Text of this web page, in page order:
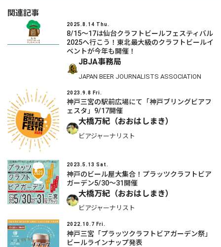
関連記事
2025.8.14 Thu.
8/15〜17は仙台クラフトビールフェスティバル
2025へ行こう！東北最大級のクラフトビールイ
ベントが今年も開催！
JBJA事務局
JAPAN BEER JOURNALISTS ASSOCIATION
2023.9.8 Fri.
神戸三宮の駅前広場にて「神戸ブリングビアフ
ェスタ」9/17開催
大橋万紀（おおはしまき）
ビアジャーナリスト
2023.5.13 Sat.
神戸のビール屋大集合！プラッツクラフトビア
ガーデン5/30〜31開催
大橋万紀（おおはしまき）
ビアジャーナリスト
2022.10.7 Fri.
神戸三宮「プラッツクラフトビアガーデン祭」
ビールラインナップ発表